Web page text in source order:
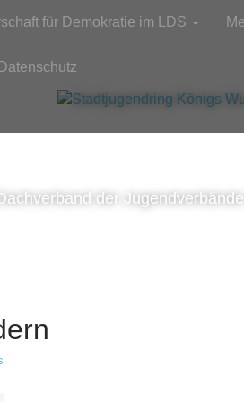
für Demokratie im LDS
Datenschutz
der